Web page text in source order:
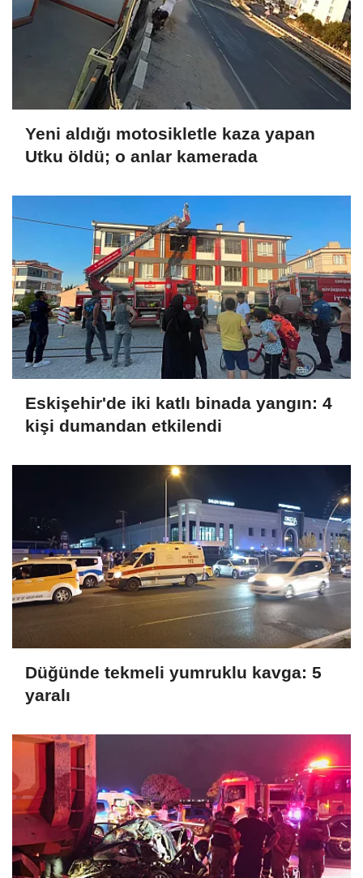
Yeni aldığı motosikletle kaza yapan
Utku öldü; o anlar kamerada
Eskişehir'de iki katlı binada yangın: 4
kişi dumandan etkilendi
Düğünde tekmeli yumruklu kavga: 5
yaralı